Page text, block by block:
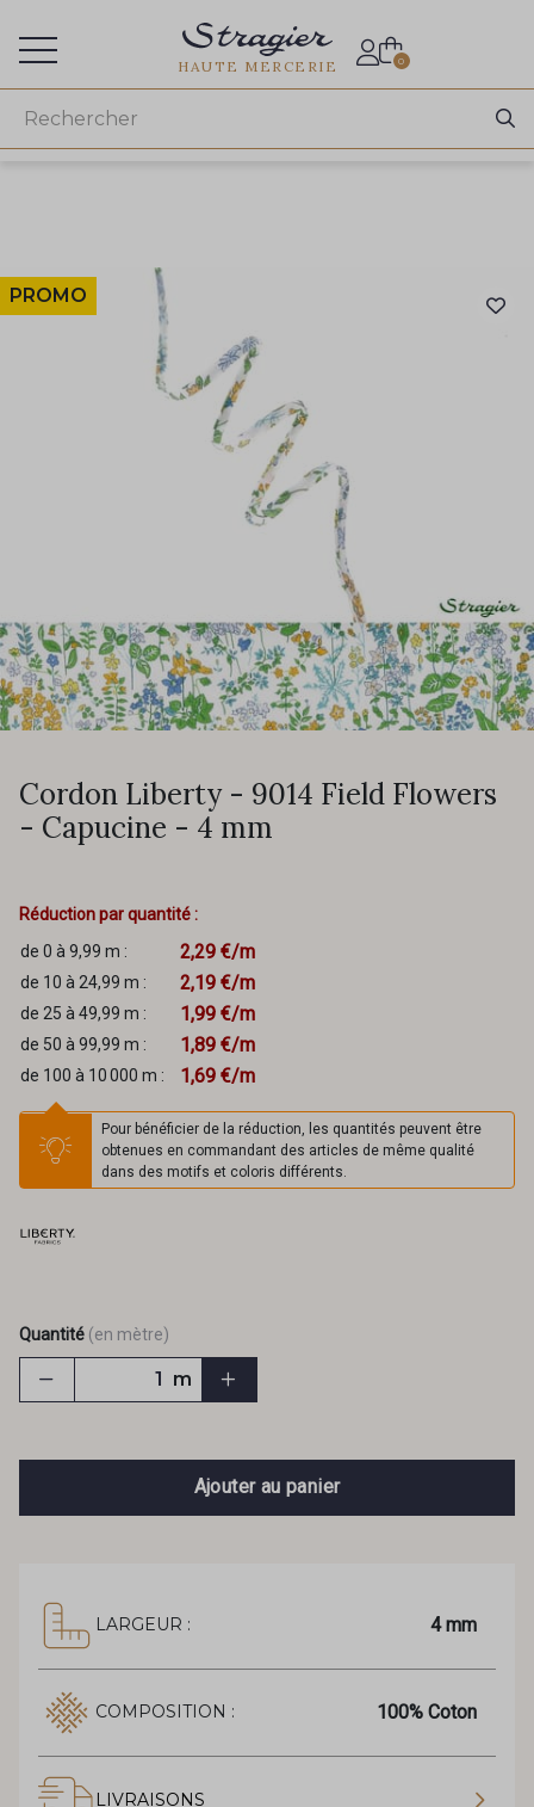
HAUTE MERCERIE 0
PROMO
Cordon Liberty - 9014 Field Flowers
- Capucine - 4 mm
Réduction par quantité :
de 0 à 9,99 m :
2,29 €/m
de 10 à 24,99 m : 2,19 €/m
de 25 à 49,99 m : 1,99 €/m
de 50 à 99,99 m : 1,89 €/m
de 100 à 10 000 m : 1,69 €/m
Pour bénéficier de la réduction, les quantités peuvent être
obtenues en commandant des articles de même qualité
dans des motifs et coloris différents.
Quantité (en mètre)
m
Ajouter au panier
LARGEUR : 4 mm
COMPOSITION : 100% Coton
LIVRAISONS